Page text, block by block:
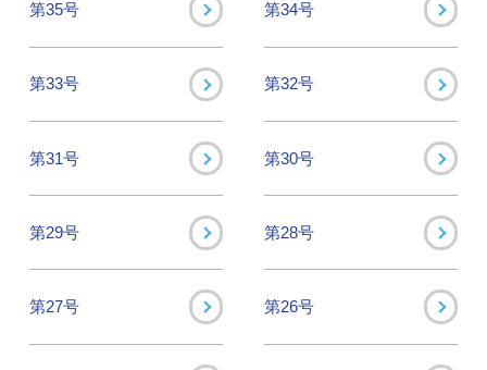
第35号 第34号
第33号 第32号
第31号 第30号
第29号 第28号
第27号 第26号